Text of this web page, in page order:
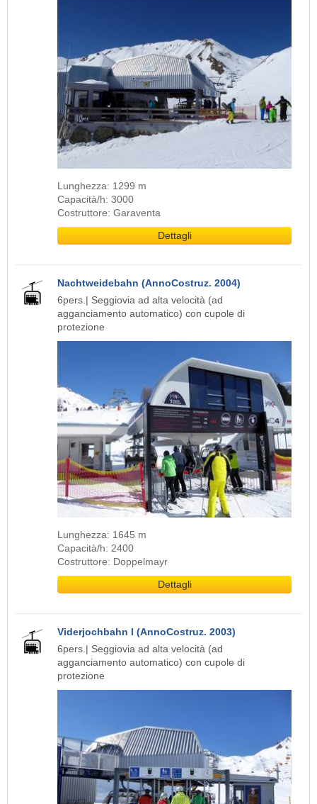
Lunghezza: 1299 m
Capacità/h: 3000
Costruttore: Garaventa
Dettagli
Nachtweidebahn (AnnoCostruz. 2004)
6pers.| Seggiovia ad alta velocità (ad
agganciamento automatico) con cupole di
protezione
Lunghezza: 1645 m
Capacità/h: 2400
Costruttore: Doppelmayr
Dettagli
Viderjochbahn I (AnnoCostruz. 2003)
6pers.| Seggiovia ad alta velocità (ad
agganciamento automatico) con cupole di
protezione